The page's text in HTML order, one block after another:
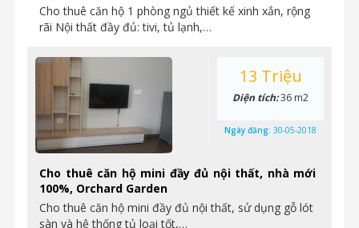
Cho thuê căn hộ 1 phòng ngủ thiết kế xinh xắn, rộng
rãi Nội thất đầy đủ: tivi, tủ lạnh,…
Cho thuê căn hộ mini đầy đủ nội thất, nhà mới
100%, Orchard Garden
Cho thuê căn hộ mini đầy đủ nội thất, sử dụng gỗ lót
sàn và hệ thống tủ loại tốt,…
13 Triệu
Diện tích:36 m2
Ngày đăng: 30-05-2018